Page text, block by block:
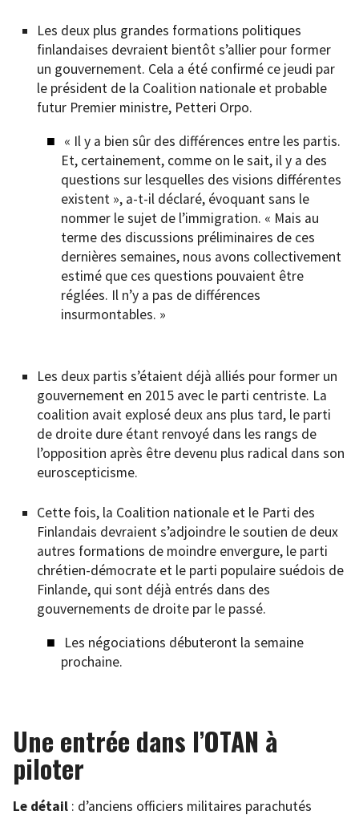
Les deux plus grandes formations politiques
finlandaises devraient bientôt s’allier pour former
un gouvernement. Cela a été confirmé ce jeudi par
le président de la Coalition nationale et probable
futur Premier ministre, Petteri Orpo.
« Il y a bien sûr des différences entre les partis.
Et, certainement, comme on le sait, il y a des
questions sur lesquelles des visions différentes
existent », a-t-il déclaré, évoquant sans le
nommer le sujet de l’immigration. « Mais au
terme des discussions préliminaires de ces
dernières semaines, nous avons collectivement
estimé que ces questions pouvaient être
réglées. Il n’y a pas de différences
insurmontables. »
Les deux partis s’étaient déjà alliés pour former un
gouvernement en 2015 avec le parti centriste. La
coalition avait explosé deux ans plus tard, le parti
de droite dure étant renvoyé dans les rangs de
l’opposition après être devenu plus radical dans son
euroscepticisme.
Cette fois, la Coalition nationale et le Parti des
Finlandais devraient s’adjoindre le soutien de deux
autres formations de moindre envergure, le parti
chrétien-démocrate et le parti populaire suédois de
Finlande, qui sont déjà entrés dans des
gouvernements de droite par le passé.
Les négociations débuteront la semaine
prochaine.
Une entrée dans l’OTAN à
piloter
Le détail : d’anciens officiers militaires parachutés